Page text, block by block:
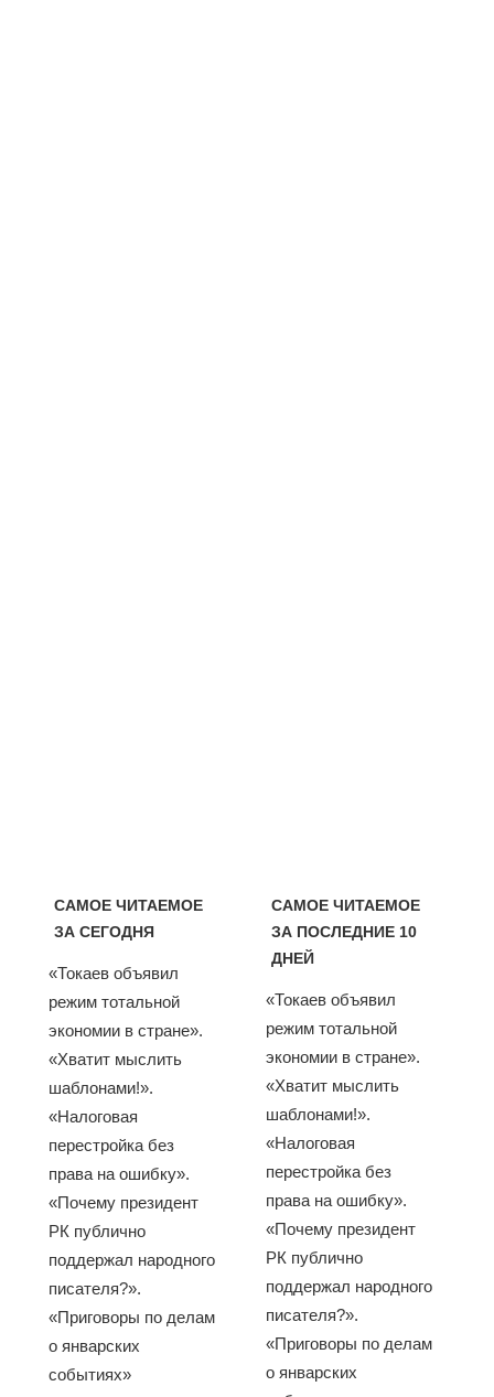
САМОЕ ЧИТАЕМОЕ
ЗА СЕГОДНЯ
«Токаев объявил
режим тотальной
экономии в стране».
«Хватит мыслить
шаблонами!».
«Налоговая
перестройка без
права на ошибку».
«Почему президент
РК публично
поддержал народного
писателя?».
«Приговоры по делам
о январских
событиях»
САМОЕ ЧИТАЕМОЕ
ЗА ПОСЛЕДНИЕ 10
ДНЕЙ
«Токаев объявил
режим тотальной
экономии в стране».
«Хватит мыслить
шаблонами!».
«Налоговая
перестройка без
права на ошибку».
«Почему президент
РК публично
поддержал народного
писателя?».
«Приговоры по делам
о январских